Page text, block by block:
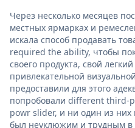
Через несколько месяцев
местных ярмарках и
искала способ продавать
required the ability, чтобы
своего продукта, свой
привлекательной
предоставили для этого
попробовали different third-
powr slider, и ни один из них
был неуклюжим и трудным в